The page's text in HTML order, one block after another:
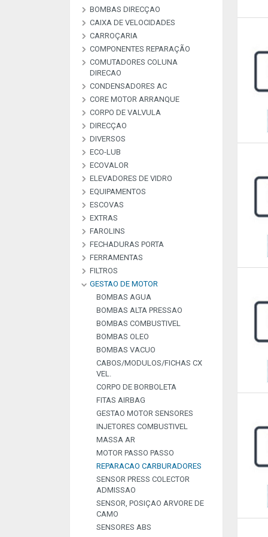
BOMBAS ALTA PRESSAO
COMMON RAI
BOMBAS COMBUSTIVEL
BOMBAS DE VACUO
BOMBAS ESGUICHO
BOMBAS DIRECÇAO
KIT REPARAÇAO BOMBAS
DIREÇAO
CAIXA DE VELOCIDADES
CARROÇARIA
COMPONENTES REPARAÇÃO
MATERIAL DE
ARCONDICIONADO
PEÇAS REPARAÇAO
ALTERNADOR E M
PEÇAS REPARAÇÃO
COMPRESSORES A
PEÇAS REPARAÇÃO
INJETORES
PLACAS RETIFICADORAS
COMUTADORES COLUNA
DIRECAO
COMUTADORES
CONDENSADORES AC
CORE MOTOR ARRANQUE
CORPO DE VALVULA
DIRECÇAO
DIVERSOS
DESCRIÇAO
DIVERSOS
LIVRE
LIVRE
LIVRE
LIVRE
LIVRE
LIVRE
LIVRE
LIVRE
LIVRE
LIVRE
LIVRE
ECO-LUB
ECOVALOR LUBRIFICANTES
ECOVALOR
ECOVALOR
ELEVADORES DE VIDRO
EQUIPAMENTOS
CARREGADORES E
TESTADORES
MANOMETROS
ESCOVAS
ESCOVAS CARVÃO ALTER E
M/A
ESCOVAS LIMPA VIDROS
EXTRAS
ALARMES & SEGURANÇA
ANTENAS
EXTRAS
FAROLINS
FECHADURAS PORTA
FERRAMENTAS
FERRAMENTAS AR
CONDICIONADO
FERRAMENTAS OLEOS E
DIVERSOS
FILTROS
FILTROS AR
FILTROS COMBUSTIVEL
FILTROS DESIDATANTES AR
CONDIC
FILTROS HABITACULO
FILTROS OLEO
GESTAO DE MOTOR
BOMBAS AGUA
BOMBAS ALTA PRESSAO
BOMBAS COMBUSTIVEL
BOMBAS OLEO
BOMBAS VACUO
CABOS/MODULOS/FICHAS CX
VEL.
CORPO DE BORBOLETA
FITAS AIRBAG
GESTAO MOTOR SENSORES
INJETORES COMBUSTIVEL
MASSA AR
MOTOR PASSO PASSO
REPARACAO CARBURADORES
SENSOR PRESS COLECTOR
ADMISSAO
SENSOR, POSIÇAO ARVORE DE
CAMO
SENSORES ABS